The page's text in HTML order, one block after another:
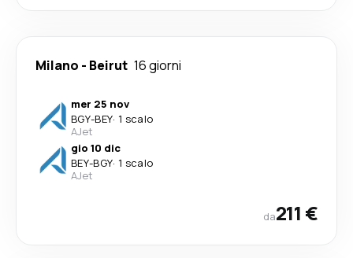
Milano - Beirut 16 giorni
mer 25 nov
BGY-BEY· 1 scalo
AJet
gio 10 dic
BEY-BGY· 1 scalo
AJet
da211 €